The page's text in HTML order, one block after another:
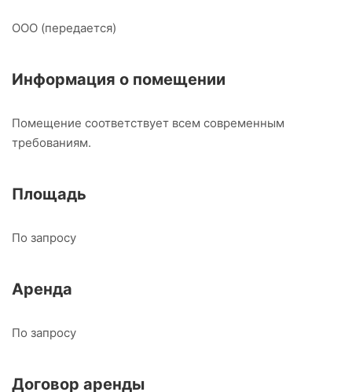
ООО (передается)
Информация о помещении
Помещение соответствует всем современным
требованиям.
Площадь
По запросу
Аренда
По запросу
Договор аренды